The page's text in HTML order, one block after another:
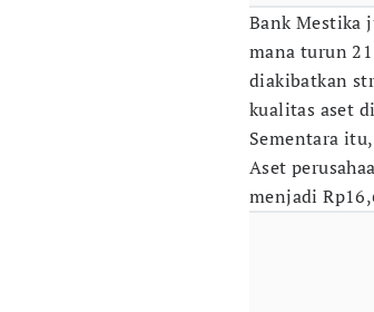
Bank Mestika
mana turun
diakibatkan
kualitas aset
Sementara
Aset
menjadi